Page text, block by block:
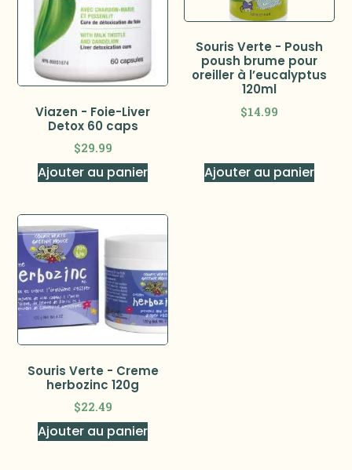
Viazen - Foie-Liver
Detox 60 caps
$29.99
Ajouter au panier
Souris Verte - Poush
poush brume pour
oreiller à l’eucalyptus
120ml
$14.99
Ajouter au panier
Souris Verte - Creme
herbozinc 120g
$22.49
Ajouter au panier